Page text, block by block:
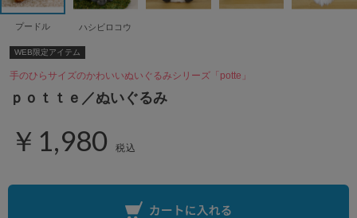
プードル ハシビロコウ
WEB限定アイテム
手のひらサイズのかわいいぬいぐるみシリーズ「potte」
ｐｏｔｔｅ／ぬいぐるみ
￥1,980 税込